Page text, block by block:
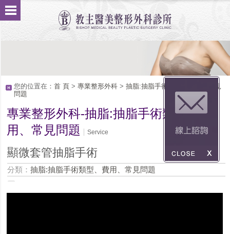
您的位置在： 首 頁> 專業整形外科> 抽脂:抽脂手術類型、費用、常見
問題
專業整形外科-抽脂:抽脂手術類型、費
用、常見問題
Service
顯微套管抽脂手術
分類： 抽脂:抽脂手術類型、費用、常見問題